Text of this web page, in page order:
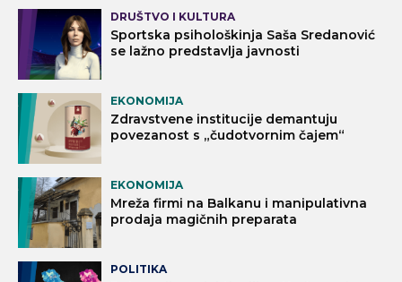
DRUŠTVO I KULTURA
Sportska psihološkinja Saša Sredanović
se lažno predstavlja javnosti
EKONOMIJA
Zdravstvene institucije demantuju
povezanost s „čudotvornim čajem“
EKONOMIJA
Mreža firmi na Balkanu i manipulativna
prodaja magičnih preparata
POLITIKA